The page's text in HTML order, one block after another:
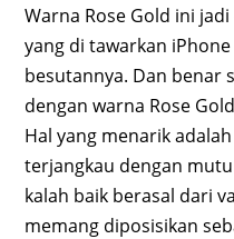
Warna Rose Gold ini
yang di tawarkan
besutannya. Dan benar
dengan warna Rose
Hal yang menarik
terjangkau dengan
kalah baik berasal dari
memang diposisikan